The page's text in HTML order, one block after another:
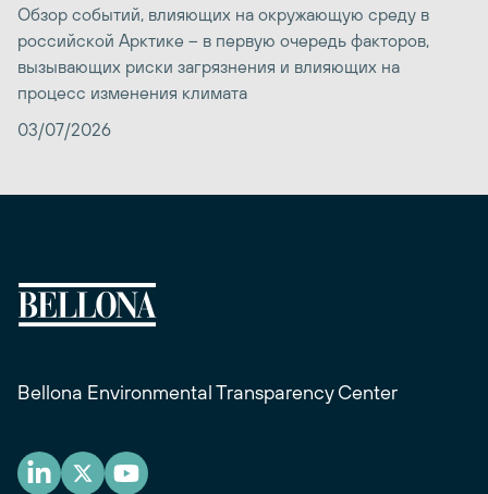
Обзор событий, влияющих на окружающую среду в
российской Арктике – в первую очередь факторов,
вызывающих риски загрязнения и влияющих на
процесс изменения климата
03/07/2026
Bellona Environmental Transparency Center